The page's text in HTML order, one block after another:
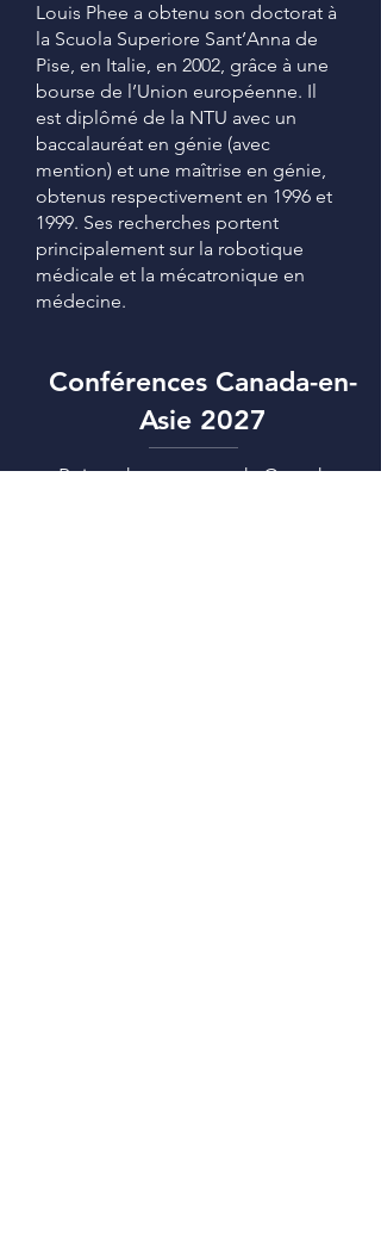
Louis Phee a obtenu son doctorat à
la Scuola Superiore Sant’Anna de
Pise, en Italie, en 2002, grâce à une
bourse de l’Union européenne. Il
est diplômé de la NTU avec un
baccalauréat en génie (avec
mention) et une maîtrise en génie,
obtenus respectivement en 1996 et
1999. Ses recherches portent
principalement sur la robotique
médicale et la mécatronique en
médecine.
Conférences Canada-en-
Asie 2027
Points de rencontre du Canada et